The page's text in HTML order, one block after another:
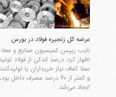
عرضه کل زنجیره فولاد در بورس
نایب رییس کمیسیون صنایع و
اظهار کرد: درصد اندکی از فولاد
عملا کفاف نیاز خریداران یا
و کمتر از ۴۰ درصد مصرف
ایجاد می‌شد.